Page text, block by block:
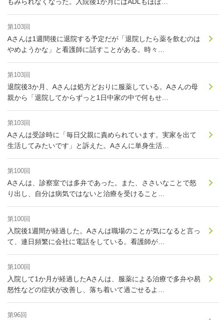
第103回
Aさんは1週間後に退院する予定だが「退院したら薬を飲むのは
やめようかな」と看護師に話すことがある。時々…
第103回
退院後3か月、Aさんは処方どおりに服薬している。Aさんの母
親から「退院してからずっと1日中家の中で何もせ…
第103回
Aさんは受診時に「毎日父親に責められています。実家を出て
生活してみたいです」と訴えた。Aさんに単身生活…
第100回
Aさんは、診察室では多弁であった。また、ささいなことで怒
り出し、自分は病気ではないと治療を受けること…
第100回
入院後1週間が経過した。Aさんは職場のことが気になると言っ
て、連日頻繁に会社に電話をしている。看護師が…
第100回
入院して1か月が経過したAさんは、服薬による治療で多弁や易
怒性などの症状が改善し、落ち着いて過ごせるよ…
第96回